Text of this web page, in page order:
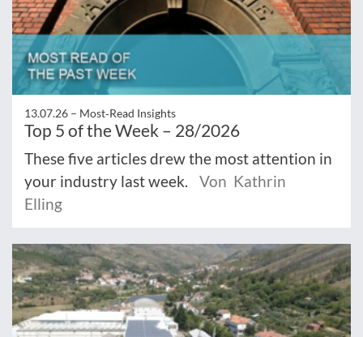
13.07.26 – Most‑Read Insights
Top 5 of the Week – 28/2026
These five articles drew the most attention in
your industry last week.
Von Kathrin
Elling